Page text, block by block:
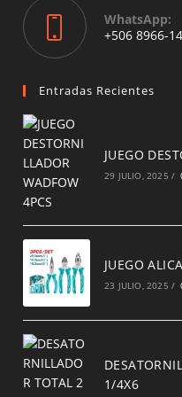
WhatsApp:
+506 8966-
Entradas Recientes
JUEGO
29 JULIO, 2025 /
JUEGO
23 JULIO, 2025 /
1/4X6